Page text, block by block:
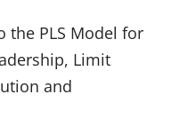
the PLS Model for
Limit
and